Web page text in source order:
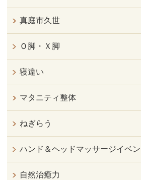
真庭市久世
Ｏ脚・Ｘ脚
寝違い
マタニティ整体
ねぎらう
ハンド＆ヘッドマッサージイベン
自然治癒力